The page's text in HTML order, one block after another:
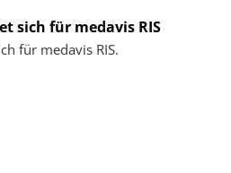
sich für medavis RIS
für medavis RIS.